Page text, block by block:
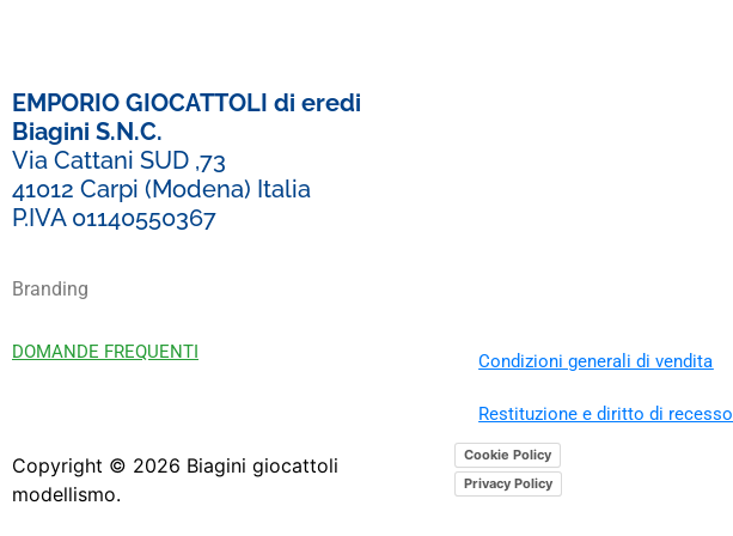
EMPORIO GIOCATTOLI di eredi
Biagini S.N.C.
Via Cattani SUD ,73
41012 Carpi (Modena) Italia
P.IVA 01140550367
Branding
DOMANDE FREQUENTI Condizioni generali di vendita
Restituzione e diritto di recesso
Copyright © 2026 Biagini giocattoli
modellismo.
Cookie Policy
Privacy Policy